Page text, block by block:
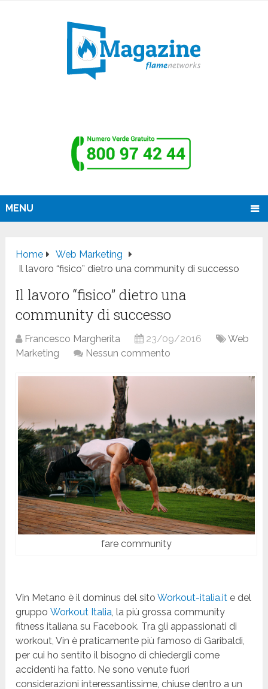
MENU
Home
Web Marketing
Il lavoro “fisico” dietro una community di successo
Il lavoro “fisico” dietro una
community di successo
Francesco Margherita 23/09/2016
Web
Marketing
Nessun commento
fare community
Vin Metano è il dominus del sitoWorkout-italia.it e del
gruppoWorkout Italia, la più grossa community
fitness italiana su Facebook. Tra gli appassionati di
workout, Vin è praticamente più famoso di Garibaldi,
per cui ho sentito il bisogno di chiedergli come
accidenti ha fatto. Ne sono venute fuori
considerazioni interessantissime, chiuse dentro a un